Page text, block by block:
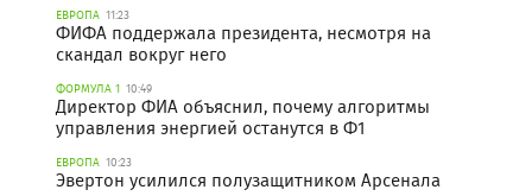
ЕВРОПА 11:23
ФИФА поддержала президента, несмотря на
скандал вокруг него
ФОРМУЛА 1 10:49
Директор ФИА объяснил, почему алгоритмы
управления энергией останутся в Ф1
ЕВРОПА 10:23
Эвертон усилился полузащитником Арсенала